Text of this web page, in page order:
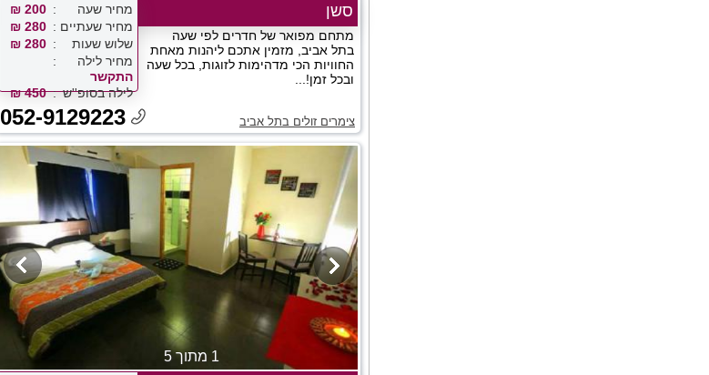
סשן
מתחם מפואר של חדרים לפי שעה
בתל אביב, מזמין אתכם ליהנות מאחת
החוויות הכי מדהימות לזוגות, בכל שעה
ובכל זמן!...
צימרים זולים בתל אביב
מחיר שעה
200 ₪
מחיר שעתיים
280 ₪
שלוש שעות
280 ₪
מחיר לילה
התקשר
לילה בסופ''ש
450 ₪
052-9129223
1 מתוך 5